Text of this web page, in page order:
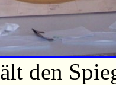
den